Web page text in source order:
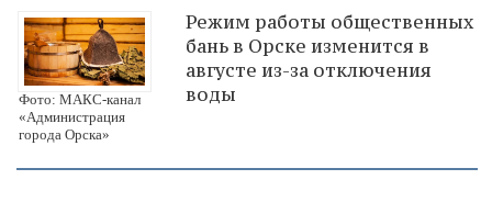
Фото: МАКС-канал
«Администрация
города Орска»
Режим работы общественных
бань в Орске изменится в
августе из-за отключения
воды